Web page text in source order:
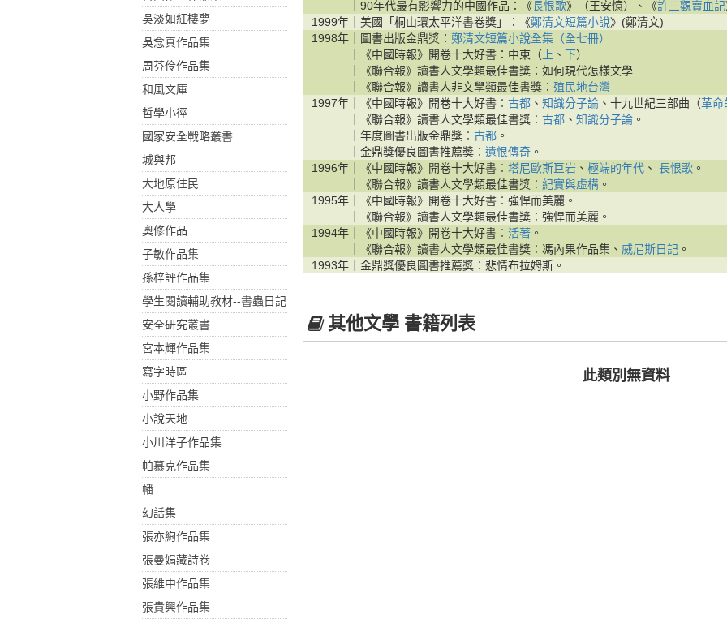
吳淡如紅樓夢
吳念真作品集
周芬伶作品集
和風文庫
哲學小徑
國家安全戰略叢書
城與邦
大地原住民
大人學
奧修作品
子敏作品集
孫梓評作品集
學生閱讀輔助教材--書蟲日記
安全研究叢書
宮本輝作品集
寫字時區
小野作品集
小說天地
小川洋子作品集
帕慕克作品集
幡
幻話集
張亦絢作品集
張曼娟藏詩卷
張維中作品集
張貴興作品集
90年代最有影響力的中國作品：《長恨歌》（王安憶）、《許三觀賣血記
1999年｜ 美國「桐山環太平洋書卷獎」：《鄭清文短篇小說》(鄭清文)
1998年｜
圖書出版金鼎獎： 鄭清文短篇小說全集（全七冊）
《中國時報》開卷十大好書：中東（ 上 、 下）
《聯合報》讀書人文學類最佳書獎：如何現代怎樣文學
《聯合報》讀書人非文學類最佳書獎： 殖民地台灣
1997年｜
《中國時報》開卷十大好書︰ 古都、 知識分子論、十九世紀三部曲（革命
《聯合報》讀書人文學類最佳書獎︰ 古都、 知識分子論。
年度圖書出版金鼎獎︰ 古都。
金鼎獎優良圖書推薦獎︰ 遺恨傳奇。
1996年｜
《中國時報》開卷十大好書︰ 塔尼歐斯巨岩、 極端的年代、 長恨歌。
《聯合報》讀書人文學類最佳書獎︰ 紀實與虛構。
1995年｜
《中國時報》開卷十大好書︰強悍而美麗。
《聯合報》讀書人文學類最佳書獎︰強悍而美麗。
1994年｜
《中國時報》開卷十大好書︰ 活著。
《聯合報》讀書人文學類最佳書獎︰馮內果作品集、 威尼斯日記 。
1993年｜ 金鼎獎優良圖書推薦獎︰悲情布拉姆斯。
其他文學 書籍列表
此類別無資料